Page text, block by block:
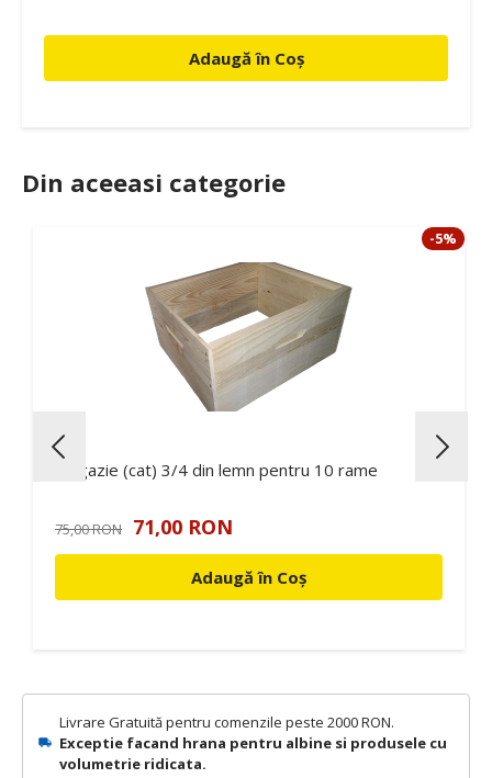
Livrare Gratuită pentru comenzile peste 2000 RON.
Exceptie facand hrana pentru albine si produsele cu
volumetrie ridicata.
Adaugă în Coș
Din aceeasi categorie
-5%
Magazie (cat) 3/4 din lemn pentru 10 rame
75,00 RON 71,00 RON
Adaugă în Coș